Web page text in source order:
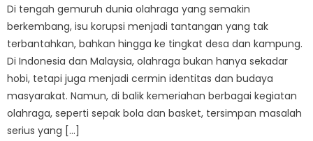
Di tengah gemuruh dunia olahraga yang semakin
berkembang, isu korupsi menjadi tantangan yang tak
terbantahkan, bahkan hingga ke tingkat desa dan kampung.
Di Indonesia dan Malaysia, olahraga bukan hanya sekadar
hobi, tetapi juga menjadi cermin identitas dan budaya
masyarakat. Namun, di balik kemeriahan berbagai kegiatan
olahraga, seperti sepak bola dan basket, tersimpan masalah
serius yang […]